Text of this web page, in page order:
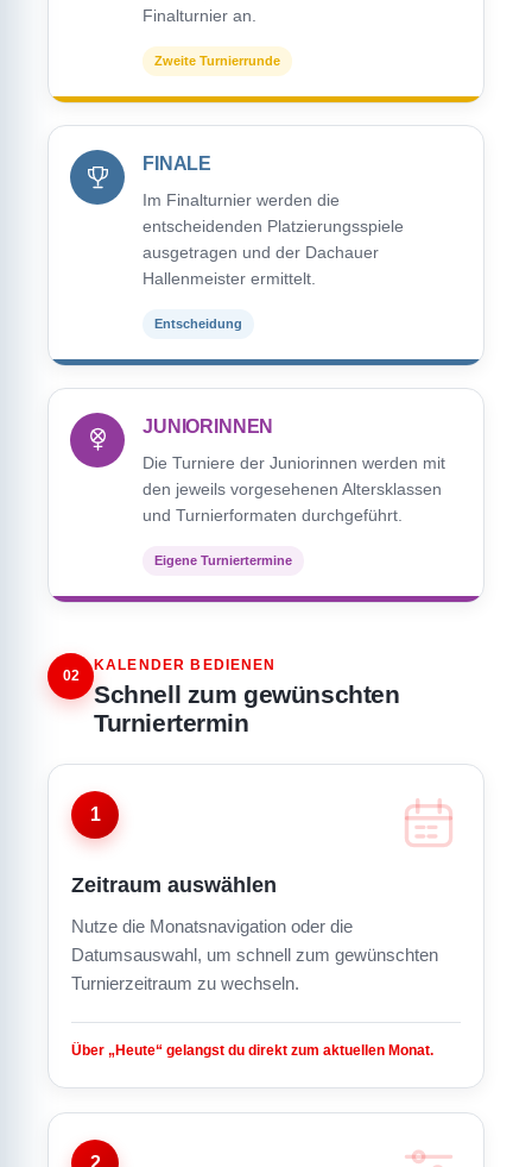
Finalturnier an.
Zweite Turnierrunde
FINALE
Im Finalturnier werden die
entscheidenden Platzierungsspiele
ausgetragen und der Dachauer
Hallenmeister ermittelt.
Entscheidung
JUNIORINNEN
Die Turniere der Juniorinnen werden mit
den jeweils vorgesehenen Altersklassen
und Turnierformaten durchgeführt.
Eigene Turniertermine
02
KALENDER BEDIENEN
Schnell zum gewünschten
Turniertermin
1
Zeitraum auswählen
Nutze die Monatsnavigation oder die
Datumsauswahl, um schnell zum gewünschten
Turnierzeitraum zu wechseln.
Über „Heute“ gelangst du direkt zum aktuellen Monat.
2